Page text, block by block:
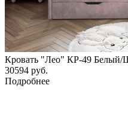
Кровать "Лео" КР-49 Белый/
30594 руб.
Подробнее